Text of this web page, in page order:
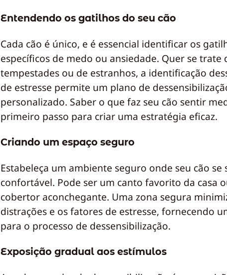
Entendendo os gatilhos do seu cão
Cada cão é único, e é essencial identificar os
específicos de medo ou ansiedade. Quer se trate
tempestades ou de estranhos, a identificação
de estresse permite um plano de
personalizado. Saber o que faz seu cão sentir
primeiro passo para criar uma estratégia eficaz.
Criando um espaço seguro
Estabeleça um ambiente seguro onde seu cão se
confortável. Pode ser um canto favorito da casa
cobertor aconchegante. Uma zona segura
distrações e os fatores de estresse, fornecendo
para o processo de dessensibilização.
Exposição gradual aos estímulos